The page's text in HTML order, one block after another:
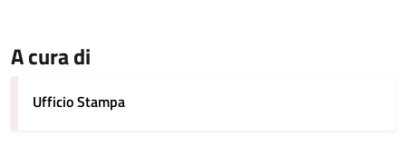
A cura di
Ufficio Stampa